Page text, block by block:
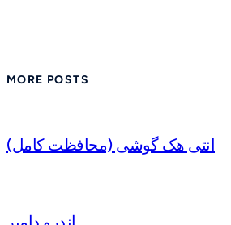
MORE POSTS
انتی هک گوشی (محافظت کامل)